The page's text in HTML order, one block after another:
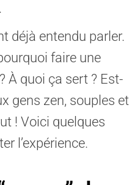
.
déjà entendu parler.
faire une
À quoi ça sert ? Est-
gens zen, souples et
! Voici quelques
l’expérience.